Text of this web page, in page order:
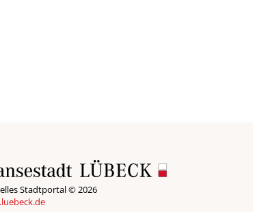
Stadtportal © 2026